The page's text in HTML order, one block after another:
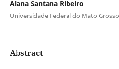
Alana Santana Ribeiro
Universidade Federal do Mato Grosso
Abstract